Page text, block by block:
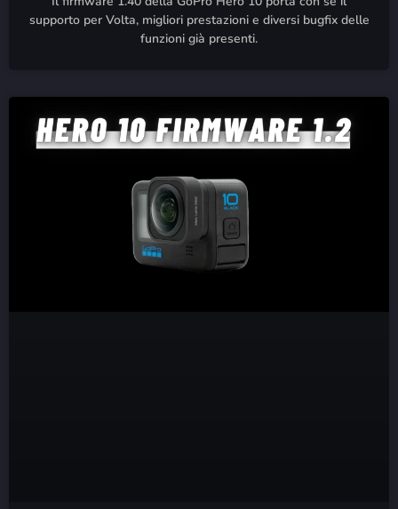
supporto per Volta, migliori prestazioni e diversi bugfix delle
funzioni già presenti.